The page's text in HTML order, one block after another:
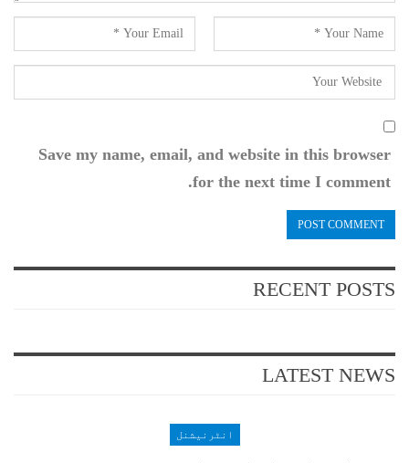
Save my name, email, and website in this browser
for the next time I comment.
RECENT POSTS
LATEST NEWS
انٹرنیشنل